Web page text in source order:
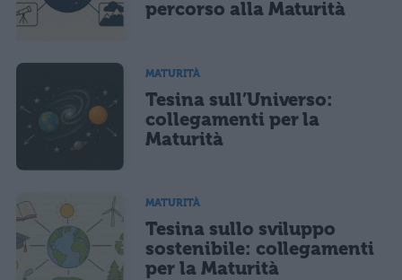
Acconsento all'uso dei miei dati da parte di terzi per finalità di
marketing diretto con modalità automatizzate o tradizionali
percorso alla Maturità
MATURITÀ
Tesina sull’Universo:
collegamenti per la
Maturità
MATURITÀ
Tesina sullo sviluppo
sostenibile: collegamenti
per la Maturità